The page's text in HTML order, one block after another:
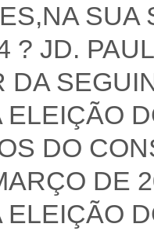
? JD.
DA
ELEIÇÃO
DO
DE
ELEIÇÃO